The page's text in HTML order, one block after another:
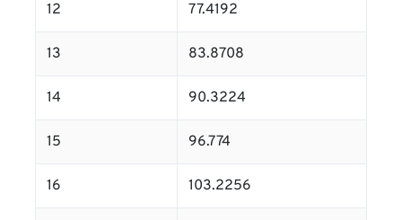
12 77.4192
13 83.8708
14 90.3224
15 96.774
16 103.2256